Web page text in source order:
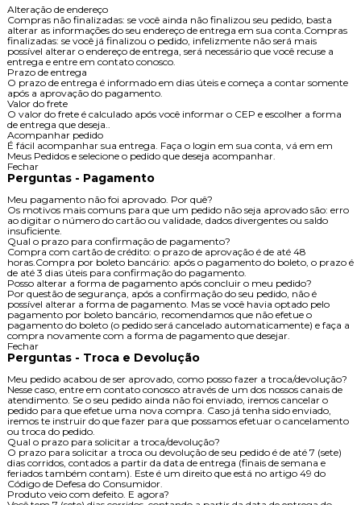
Alteração de endereço
Compras não finalizadas: se você ainda não finalizou seu pedido, basta
alterar as informações do seu endereço de entrega em sua conta.Compras
finalizadas: se você já finalizou o pedido, infelizmente não será mais
possível alterar o endereço de entrega, será necessário que você recuse a
entrega e entre em contato conosco.
Prazo de entrega
O prazo de entrega é informado em dias úteis e começa a contar somente
após a aprovação do pagamento.
Valor do frete
O valor do frete é calculado após você informar o CEP e escolher a forma
de entrega que deseja..
Acompanhar pedido
É fácil acompanhar sua entrega. Faça o login em sua conta, vá em em
Meus Pedidos e selecione o pedido que deseja acompanhar.
Fechar
Perguntas - Pagamento
Meu pagamento não foi aprovado. Por quê?
Os motivos mais comuns para que um pedido não seja aprovado são: erro
ao digitar o número do cartão ou validade, dados divergentes ou saldo
insuficiente.
Qual o prazo para confirmação de pagamento?
Compra com cartão de crédito: o prazo de aprovação é de até 48
horas.Compra por boleto bancário: após o pagamento do boleto, o prazo é
de até 3 dias úteis para confirmação do pagamento.
Posso alterar a forma de pagamento após concluir o meu pedido?
Por questão de segurança, após a confirmação do seu pedido, não é
possível alterar a forma de pagamento. Mas se você havia optado pelo
pagamento por boleto bancário, recomendamos que não efetue o
pagamento do boleto (o pedido será cancelado automaticamente) e faça a
compra novamente com a forma de pagamento que desejar.
Fechar
Perguntas - Troca e Devolução
Meu pedido acabou de ser aprovado, como posso fazer a troca/devolução?
Nesse caso, entre em contato conosco através de um dos nossos canais de
atendimento. Se o seu pedido ainda não foi enviado, iremos cancelar o
pedido para que efetue uma nova compra. Caso já tenha sido enviado,
iremos te instruir do que fazer para que possamos efetuar o cancelamento
ou troca do pedido.
Qual o prazo para solicitar a troca/devolução?
O prazo para solicitar a troca ou devolução de seu pedido é de até 7 (sete)
dias corridos, contados a partir da data de entrega (finais de semana e
feriados também contam). Este é um direito que está no artigo 49 do
Código de Defesa do Consumidor.
Produto veio com defeito. E agora?